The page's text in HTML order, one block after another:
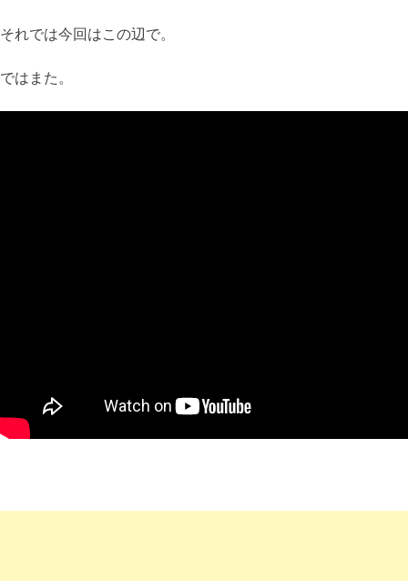
それでは今回はこの辺で。
ではまた。